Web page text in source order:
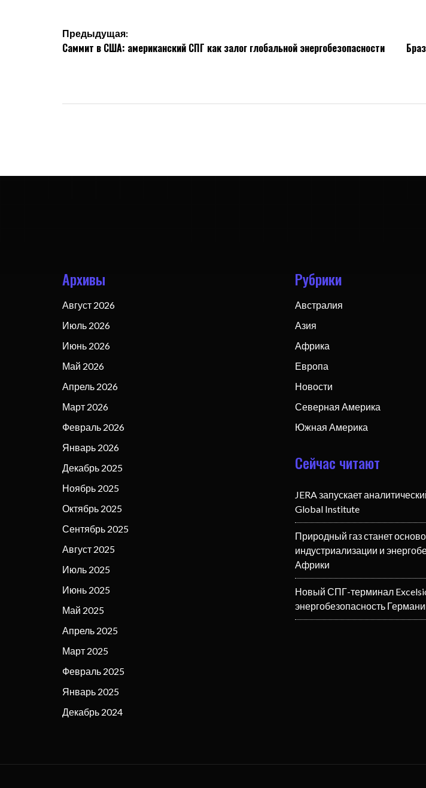
Навигация
Предыдущая:
Саммит в США: американский СПГ как залог глобальной энергобезопасности
Архивы
Август 2026
Июль 2026
Июнь 2026
Май 2026
Апрель 2026
Март 2026
Февраль 2026
Январь 2026
Декабрь 2025
Ноябрь 2025
Октябрь 2025
Сентябрь 2025
Август 2025
Июль 2025
Июнь 2025
Май 2025
Апрель 2025
Март 2025
Февраль 2025
Январь 2025
Декабрь 2024
Рубрики
Австралия
Азия
Африка
Европа
Новости
Северная Америка
Южная Америка
Сейчас читают
JERA запускает
Global Institute
Природный газ станет
индустриализации и
Африки
Новый СПГ-терминал
энергобезопасность